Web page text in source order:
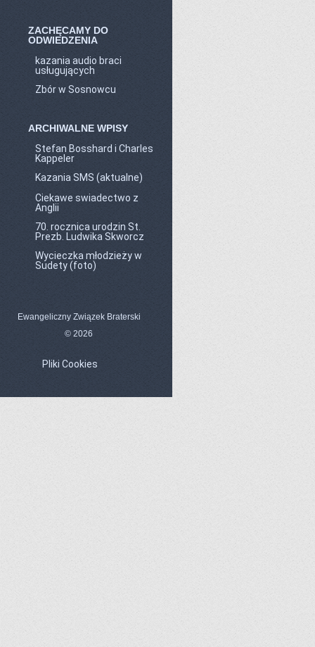
ZACHĘCAMY DO
ODWIEDZENIA
kazania audio braci
usługujących
Zbór w Sosnowcu
ARCHIWALNE WPISY
Stefan Bosshard i Charles
Kappeler
Kazania SMS (aktualne)
Ciekawe swiadectwo z
Anglii
70. rocznica urodzin St.
Prezb. Ludwika Skworcz
Wycieczka młodzieży w
Sudety (foto)
Ewangeliczny Związek Braterski
© 2026
Pliki Cookies